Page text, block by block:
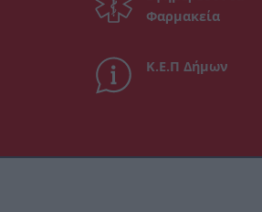
Φαρμακεία
Κ.Ε.Π Δήμων